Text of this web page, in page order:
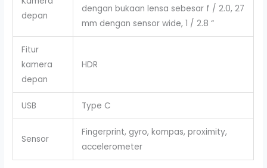
depan
dengan bukaan lensa sebesar f / 2.0, 27
mm dengan sensor wide, 1 / 2.8 “
Fitur
kamera
depan
HDR
USB Type C
Sensor
Fingerprint, gyro, kompas, proximity,
accelerometer